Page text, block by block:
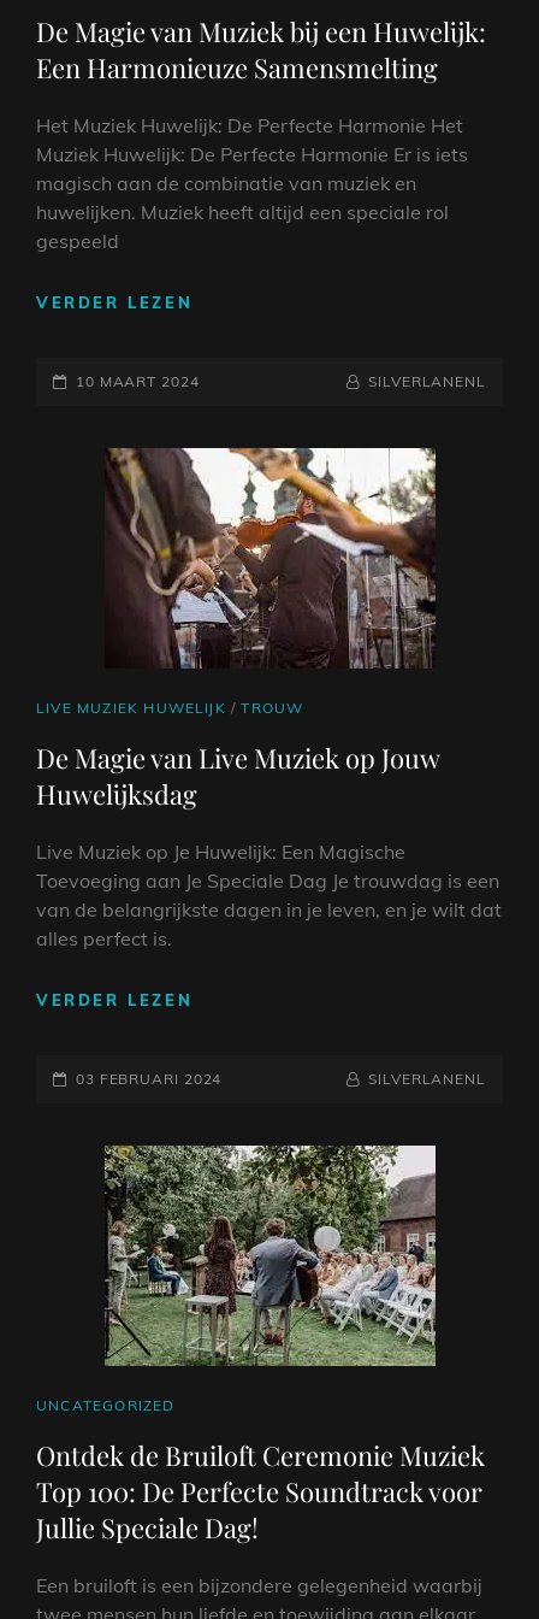
De Magie van Muziek bij een Huwelijk:
Een Harmonieuze Samensmelting
Het Muziek Huwelijk: De Perfecte Harmonie Het
Muziek Huwelijk: De Perfecte Harmonie Er is iets
magisch aan de combinatie van muziek en
huwelijken. Muziek heeft altijd een speciale rol
gespeeld
VERDER LEZEN
MUZIEK
HUWELIJK:
EEN
HARMONIEUZE
SAMENSMELTING
GEPLAATST
10 MAART 2024 NAAMREGEL
BYLINE
SILVERLANENL
CAT
LIVE MUZIEK HUWELIJK /TROUW
De Magie van Live Muziek op Jouw
Huwelijksdag
Live Muziek op Je Huwelijk: Een Magische
Toevoeging aan Je Speciale Dag Je trouwdag is een
van de belangrijkste dagen in je leven, en je wilt dat
alles perfect is.
VERDER LEZEN
LIVE
JOUW
HUWELIJKSDAG
GEPLAATST
03 FEBRUARI 2024 NAAMREGEL
BYLINE
SILVERLANENL
CAT
UNCATEGORIZED
Ontdek de Bruiloft Ceremonie Muziek
Top 100: De Perfecte Soundtrack voor
Jullie Speciale Dag!
Een bruiloft is een bijzondere gelegenheid waarbij
twee mensen hun liefde en toewijding aan elkaar